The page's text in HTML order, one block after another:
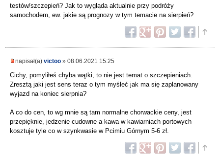
testów/szczepień? Jak to wygląda aktualnie przy podróży
samochodem, ew. jakie są prognozy w tym temacie na sierpień?
napisał(a) victoo » 08.06.2021 15:25
Cichy, pomyliłeś chyba wątki, to nie jest temat o szczepieniach.
Zresztą jaki jest sens teraz o tym myśleć jak ma się zaplanowany
wyjazd na koniec sierpnia?
A co do cen, to wg mnie są tam normalne chorwackie ceny, jest
przepięknie, jedzenie cudowne a kawa w kawiarniach portowych
kosztuje tyle co w szynkwasie w Pcimiu Górnym 5-6 zł.